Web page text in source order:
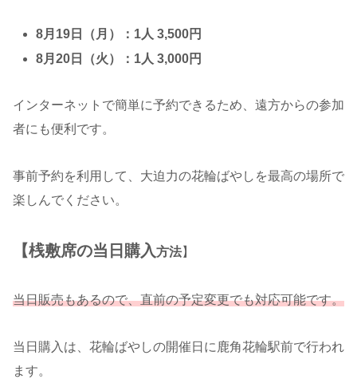
8月19日（月）：1人 3,500円
8月20日（火）：1人 3,000円
インターネットで簡単に予約できるため、遠方からの参加
者にも便利です。
事前予約を利用して、大迫力の花輪ばやしを最高の場所で
楽しんでください。
【桟敷席の当日購入方法】
当日販売もあるので、直前の予定変更でも対応可能です。
当日購入は、花輪ばやしの開催日に鹿角花輪駅前で行われ
ます。